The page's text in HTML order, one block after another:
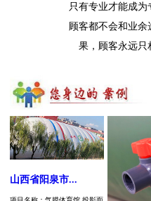
只有专业才能成
顾客都不会和业
果，顾客永远只
山西省阳泉市...